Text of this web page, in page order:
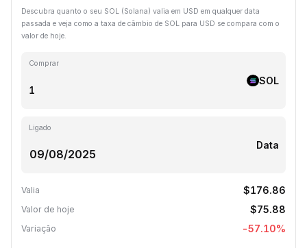
Descubra quanto o seu SOL (Solana) valia em USD em qualquer data
passada e veja como a taxa de câmbio de SOL para USD se compara com o
valor de hoje.
Comprar
SOL
Ligado
Data
Valia $176.86
Valor de hoje $75.88
Variação -57.10%